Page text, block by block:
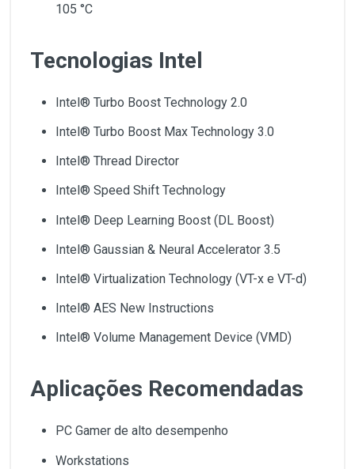
105 °C
Tecnologias Intel
Intel® Turbo Boost Technology 2.0
Intel® Turbo Boost Max Technology 3.0
Intel® Thread Director
Intel® Speed Shift Technology
Intel® Deep Learning Boost (DL Boost)
Intel® Gaussian & Neural Accelerator 3.5
Intel® Virtualization Technology (VT-x e VT-d)
Intel® AES New Instructions
Intel® Volume Management Device (VMD)
Aplicações Recomendadas
PC Gamer de alto desempenho
Workstations